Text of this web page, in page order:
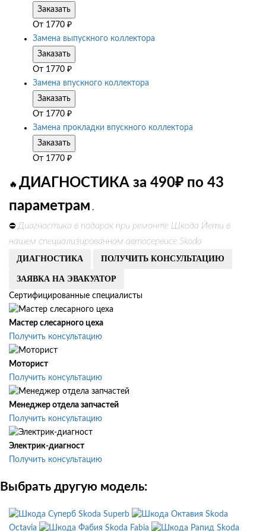
Заказать
От 1770 ₽
Замена выпускного коллектора
Заказать
От 1770 ₽
Замена впускного коллектора
Заказать
От 1770 ₽
Замена прокладки впускного коллектора
Заказать
От 1770 ₽
🔥 ДИАГНОСТИКА за 490₽ по 43
параметрам .
⛔ Диагностика в подарок при ремонте Шкода Йети в
нашем специализированном автосервисе Skoda
ДИАГНОСТИКА ПОЛУЧИТЬ КОНСУЛЬТАЦИЮ
ЗАЯВКА НА ЭВАКУАТОР
Сертифицированные специалисты
Мастер слесарного цеха
Получить консультацию
Моторист
Получить консультацию
Менеджер отдела запчастей
Получить консультацию
Электрик-диагност
Получить консультацию
Выбрать другую модель:
Skoda Superb
Skoda
Octavia
Skoda Fabia Skoda